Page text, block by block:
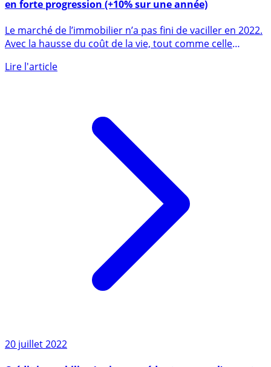
en forte progression (+10% sur une année)
Avec la hausse du coût de la vie, tout comme celle